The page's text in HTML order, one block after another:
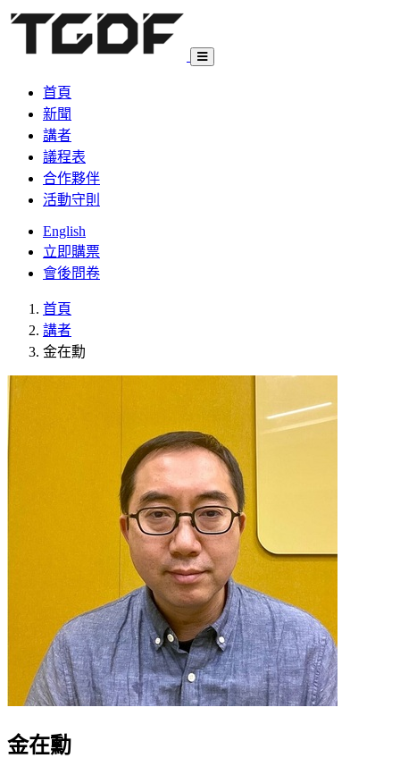
首頁
新聞
講者
議程表
合作夥伴
活動守則
English
立即購票
會後問卷
首頁
講者
金在勳
金在勳